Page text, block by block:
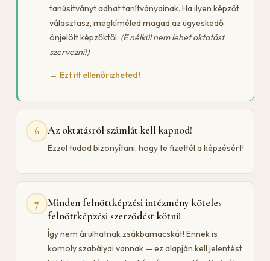
tanúsítványt adhat tanítványainak. Ha ilyen képzőt
választasz, megkíméled magad az ügyeskedő
önjelölt képzőktől. (E nélkül nem lehet oktatást
szervezni!)
→ Ezt itt ellenőrizheted!
6 Az oktatásról számlát kell kapnod!
Ezzel tudod bizonyítani, hogy te fizettél a képzésért!
7
Minden felnőttképzési intézmény köteles
felnőttképzési szerződést kötni!
Így nem árulhatnak zsákbamacskát! Ennek is
komoly szabályai vannak — ez alapján kell jelentést